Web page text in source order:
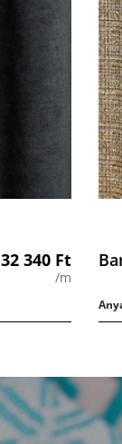
32 340 Ft
/m